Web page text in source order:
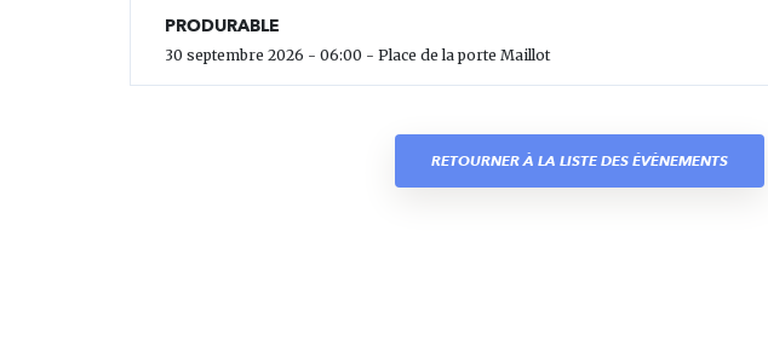
PRODURABLE
30 septembre 2026 - 06:00 - Place de la porte Maillot
RETOURNER À LA LISTE DES ÉVÈNEMENTS